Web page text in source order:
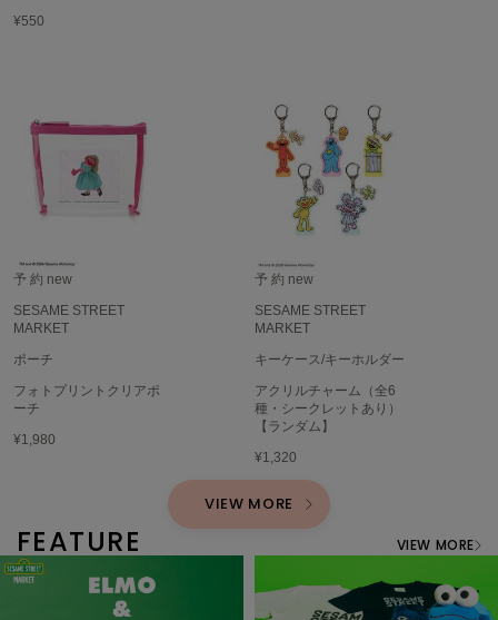
¥550
予 約 new
SESAME STREET
MARKET
ポーチ
フォトプリントクリアポ
ーチ
¥1,980
予 約 new
SESAME STREET
MARKET
キーケース/キーホルダー
アクリルチャーム（全6
種・シークレットあり）
【ランダム】
¥1,320
VIEW MORE
FEATURE VIEW MORE